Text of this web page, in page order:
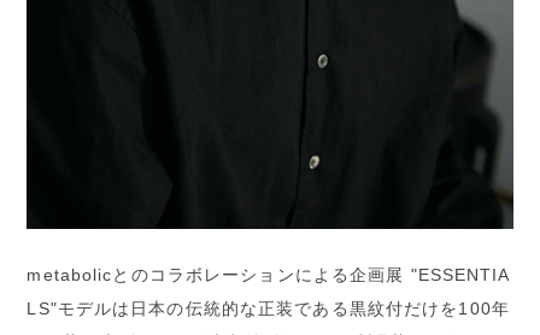
metabolicとのコラボレーションによる企画展 "ESSENTIA
LS"モデルは日本の伝統的な正装である黒紋付だけを100年